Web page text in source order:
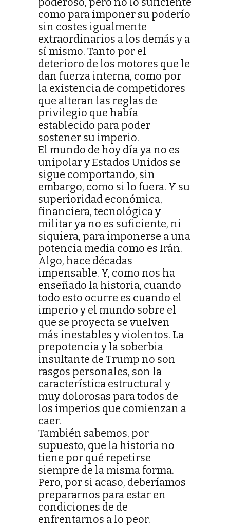
como para imponer su poderío
sin costes igualmente
extraordinarios a los demás y a
sí mismo. Tanto por el
deterioro de los motores que le
dan fuerza interna, como por
la existencia de competidores
que alteran las reglas de
privilegio que había
establecido para poder
sostener su imperio.
El mundo de hoy día ya no es
unipolar y Estados Unidos se
sigue comportando, sin
embargo, como si lo fuera. Y su
superioridad económica,
financiera, tecnológica y
militar ya no es suficiente, ni
siquiera, para imponerse a una
potencia media como es Irán.
Algo, hace décadas
impensable. Y, como nos ha
enseñado la historia, cuando
todo esto ocurre es cuando el
imperio y el mundo sobre el
que se proyecta se vuelven
más inestables y violentos. La
prepotencia y la soberbia
insultante de Trump no son
rasgos personales, son la
característica estructural y
muy dolorosas para todos de
los imperios que comienzan a
caer.
También sabemos, por
supuesto, que la historia no
tiene por qué repetirse
siempre de la misma forma.
Pero, por si acaso, deberíamos
prepararnos para estar en
condiciones de de
enfrentarnos a lo peor.